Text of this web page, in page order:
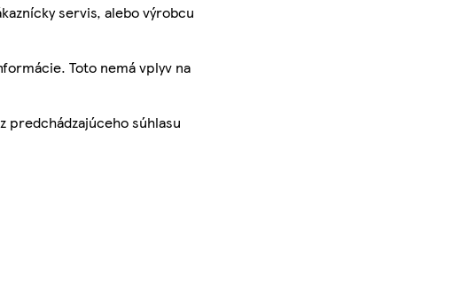
servis, alebo výrobcu
Toto nemá vplyv na
predchádzajúceho súhlasu